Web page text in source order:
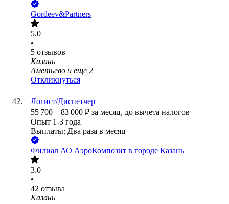
Gordeev&Partners
5.0
•
5 отзывов
Казань
Аметьево и еще 2
Откликнуться
Логист/Диспетчер
55 700 – 83 000 ₽ за месяц, до вычета налогов
Опыт 1-3 года
Выплаты: Два раза в месяц
Филиал АО АэроКомпозит в городе Казань
3.0
•
42 отзыва
Казань